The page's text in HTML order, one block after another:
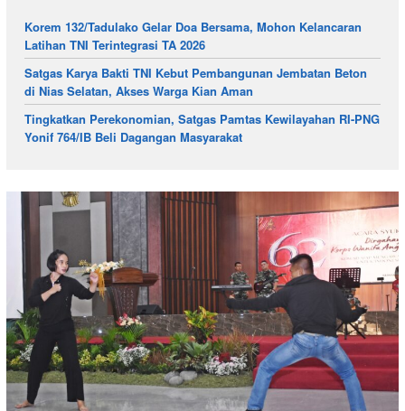
Korem 132/Tadulako Gelar Doa Bersama, Mohon Kelancaran
Latihan TNI Terintegrasi TA 2026
Satgas Karya Bakti TNI Kebut Pembangunan Jembatan Beton
di Nias Selatan, Akses Warga Kian Aman
Tingkatkan Perekonomian, Satgas Pamtas Kewilayahan RI-PNG
Yonif 764/IB Beli Dagangan Masyarakat